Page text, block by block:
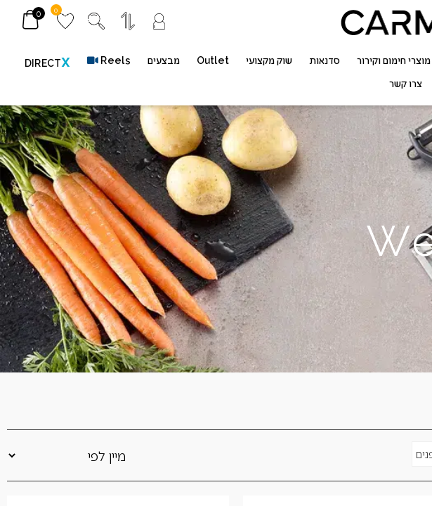
0
0
מוצרי חימום וקירור סדנאות שוק מקצועי Outlet מבצעים Reels
DIRECTX
צרו קשר